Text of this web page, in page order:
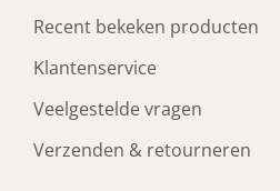
Recent bekeken producten
Klantenservice
Veelgestelde vragen
Verzenden & retourneren